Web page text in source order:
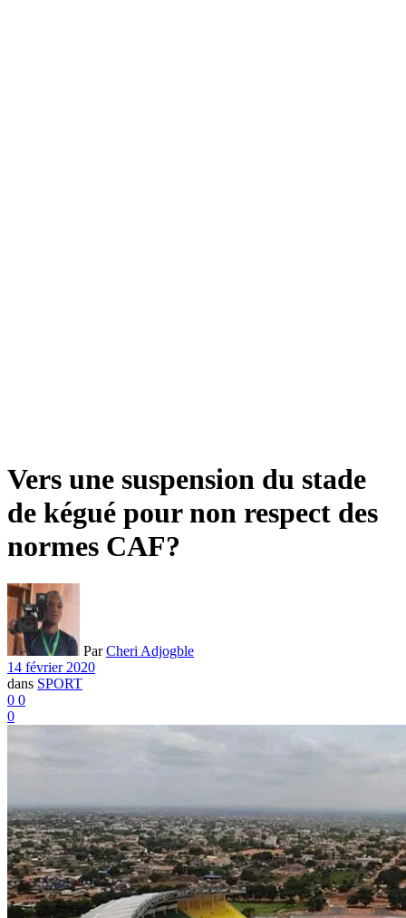
Vers une suspension du stade
de kégué pour non respect des
normes CAF?
Par Cheri Adjogble
14 février 2020
dans SPORT
0 0
0